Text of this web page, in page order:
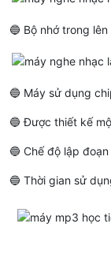
🔵 Bộ nhớ trong
🔵 Máy sử dụng
🔵 Được thiết kế
🔵 Chế độ lập
🔵 Thời gian sử